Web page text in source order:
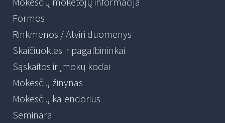
Formos
Rinkmenos / Atviri duomenys
Skaičiuoklės ir pagalbininkai
Sąskaitos ir įmokų kodai
Mokesčių žinynas
Mokesčių kalendorius
Seminarai